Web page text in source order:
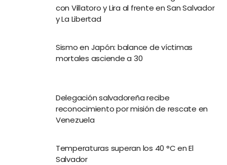
con Villatoro y Lira al frente en San Salvador
y La Libertad
Sismo en Japón: balance de víctimas
mortales asciende a 30
Delegación salvadoreña recibe
reconocimiento por misión de rescate en
Venezuela
Temperaturas superan los 40 °C en El
Salvador